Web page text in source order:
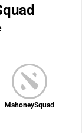
MahoneySquad